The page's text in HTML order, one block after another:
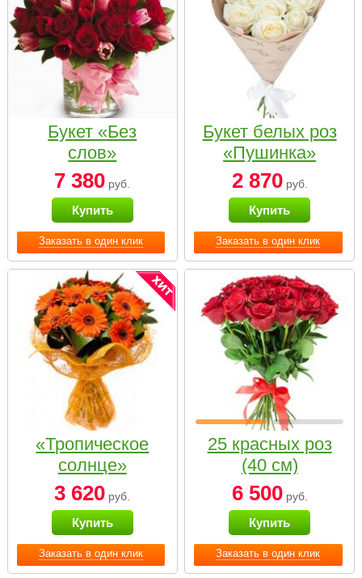
Заказать в один клик
Букет «Без
слов»
7 380 руб.
Купить
Заказать в один клик
Букет белых роз
«Пушинка»
2 870руб.
Купить
Заказать в один клик
«Тропическое
солнце»
3 620 руб.
Купить
Заказать в один клик
25 красных роз
(40 см)
6 500руб.
Купить